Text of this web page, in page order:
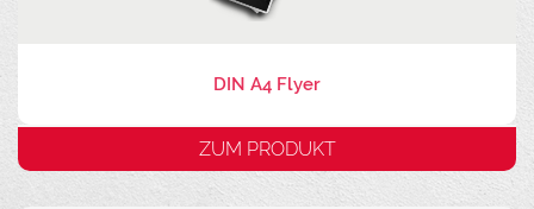
DIN A4 Flyer
ZUM PRODUKT